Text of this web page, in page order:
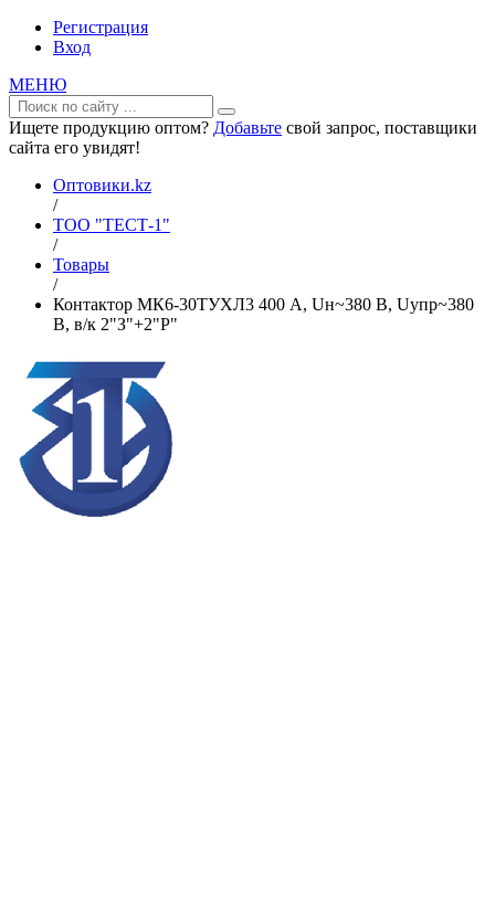
Регистрация
Вход
МЕНЮ
Ищете продукцию оптом? Добавьте свой запрос, поставщики
сайта его увидят!
Оптовики.kz
/
ТОО "ТЕСТ-1"
/
Товары
/
Контактор МК6-30ТУХЛ3 400 А, Uн~380 В, Uупр~380
В, в/к 2"З"+2"Р"